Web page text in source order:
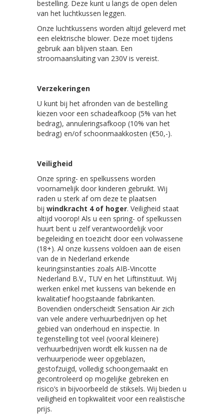
bestelling. Deze kunt u langs de open delen
van het luchtkussen leggen.
Onze luchtkussens worden altijd geleverd met
een elektrische blower. Deze moet tijdens
gebruik aan blijven staan. Een
stroomaansluiting van 230V is vereist.
Verzekeringen
U kunt bij het afronden van de bestelling
kiezen voor een schadeafkoop (5% van het
bedrag), annuleringsafkoop (10% van het
bedrag) en/of schoonmaakkosten (€50,-).
Veiligheid
Onze spring- en spelkussens worden
voornamelijk door kinderen gebruikt. Wij
raden u sterk af om deze te plaatsen
bij windkracht 4 of hoger. Veiligheid staat
altijd voorop! Als u een spring- of spelkussen
huurt bent u zelf verantwoordelijk voor
begeleiding en toezicht door een volwassene
(18+). Al onze kussens voldoen aan de eisen
van de in Nederland erkende
keuringsinstanties zoals AIB-Vincotte
Nederland B.V., TUV en het Liftinstituut. Wij
werken enkel met kussens van bekende en
kwalitatief hoogstaande fabrikanten.
Bovendien onderscheidt Sensation Air zich
van vele andere verhuurbedrijven op het
gebied van onderhoud en inspectie. In
tegenstelling tot veel (vooral kleinere)
verhuurbedrijven wordt elk kussen na de
verhuurperiode weer opgeblazen,
gestofzuigd, volledig schoongemaakt en
gecontroleerd op mogelijke gebreken en
risico’s in bijvoorbeeld de stiksels. Wij bieden u
veiligheid en topkwaliteit voor een realistische
prijs.